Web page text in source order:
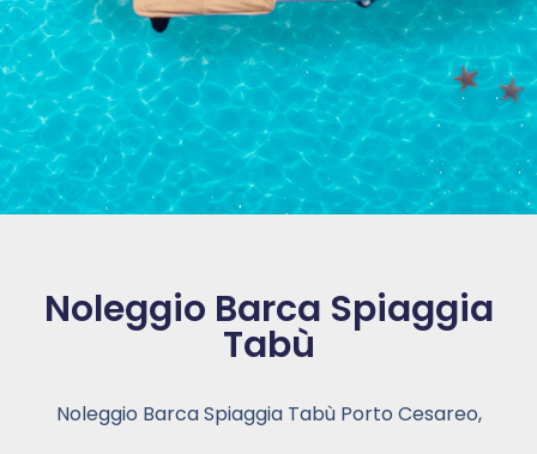
Noleggio Barca Spiaggia
Tabù
Noleggio Barca Spiaggia Tabù Porto Cesareo,